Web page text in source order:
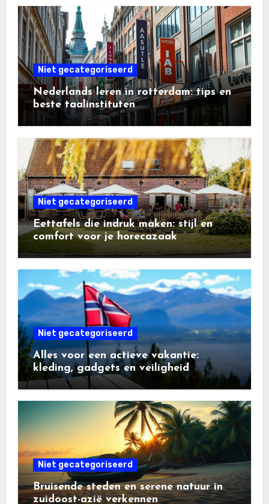
Niet gecategoriseerd
Nederlands leren in rotterdam: tips en
beste taalinstituten
Niet gecategoriseerd
Eettafels die indruk maken: stijl en
comfort voor je horecazaak
Niet gecategoriseerd
Alles voor een actieve vakantie:
kleding, gadgets en veiligheid
Niet gecategoriseerd
Bruisende steden en serene natuur in
zuidoost-azië verkennen